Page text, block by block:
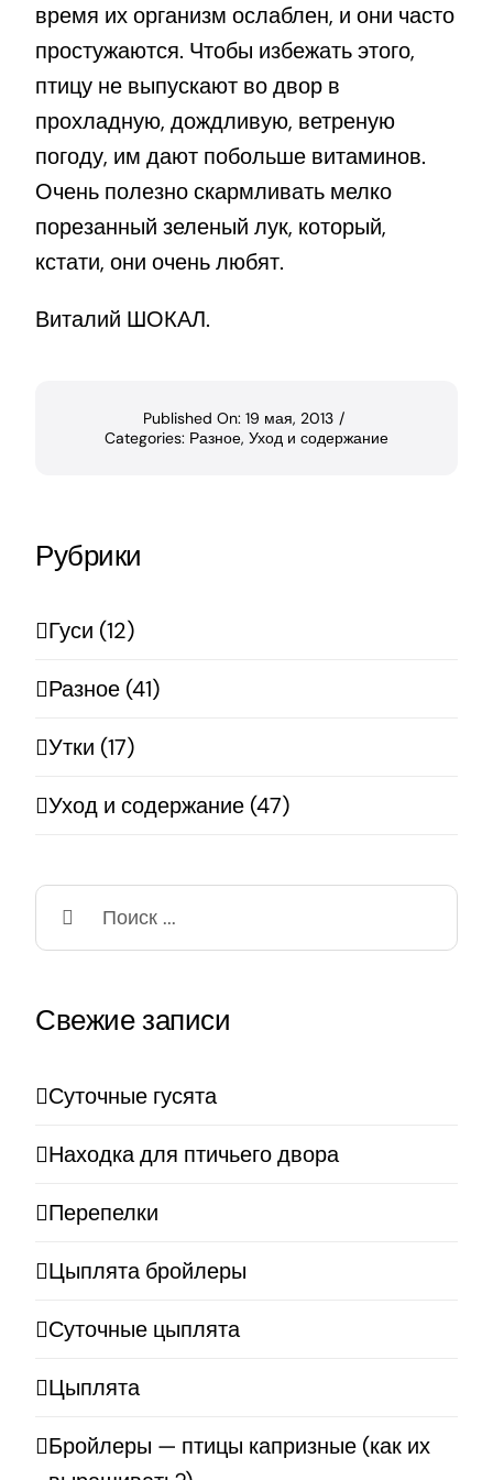
время их организм ослаблен, и они часто
простужаются. Чтобы избежать этого,
птицу не выпускают во двор в
прохладную, дождливую, ветреную
погоду, им дают побольше витаминов.
Очень полезно скармливать мелко
порезанный зеленый лук, который,
кстати, они очень любят.
Виталий ШОКАЛ.
Published On: 19 мая, 2013 /
Categories: Разное, Уход и содержание
Рубрики
Гуси (12)
Разное (41)
Утки (17)
Уход и содержание (47)
поиска:
Свежие записи
Суточные гусята
Находка для птичьего двора
Перепелки
Цыплята бройлеры
Суточные цыплята
Цыплята
Бройлеры — птицы капризные (как их